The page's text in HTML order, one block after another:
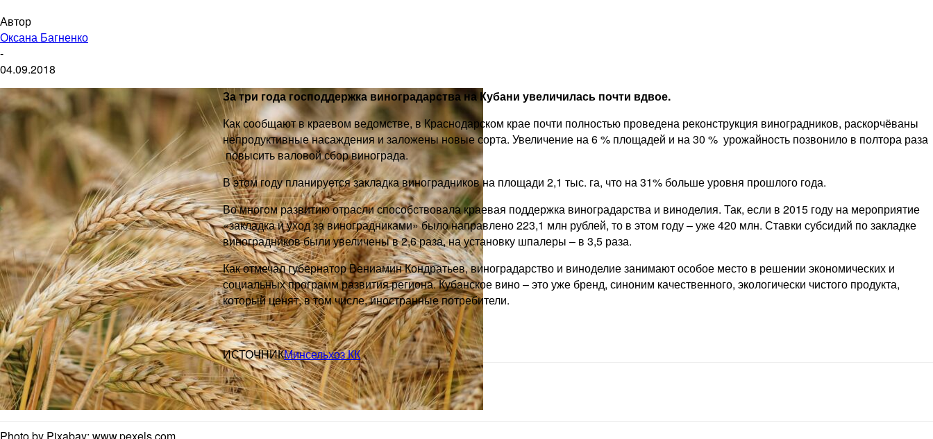
Автор
Оксана Багненко
-
04.09.2018
За три года господдержка виноградарства на Кубани увеличилась почти вдвое.
Как сообщают в краевом ведомстве, в Краснодарском крае почти полностью проведена реконструкция виноградников, раскорчёваны
непродуктивные насаждения и заложены новые сорта. Увеличение на 6 % площадей и на 30 % урожайность позвонило в полтора раза
повысить валовой сбор винограда.
В этом году планируется закладка виноградников на площади 2,1 тыс. га, что на 31% больше уровня прошлого года.
Во многом развитию отрасли способствовала краевая поддержка виноградарства и виноделия. Так, если в 2015 году на мероприятие
«закладка и уход за виноградниками» было направлено 223,1 млн рублей, то в этом году – уже 420 млн. Ставки субсидий по закладке
виноградников были увеличены в 2,6 раза, на установку шпалеры – в 3,5 раза.
Как отмечал губернатор Вениамин Кондратьев, виноградарство и виноделие занимают особое место в решении экономических и
социальных программ развития региона. Кубанское вино – это уже бренд, синоним качественного, экологически чистого продукта,
который ценят, в том числе, иностранные потребители.
ИСТОЧНИКМинсельхоз КК